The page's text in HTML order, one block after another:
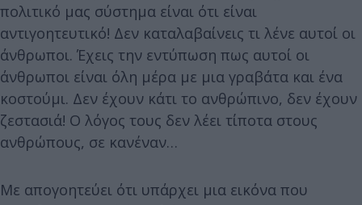
πολιτικό μας σύστημα είναι ότι είναι
αντιγοητευτικό! Δεν καταλαβαίνεις τι λένε αυτοί οι
άνθρωποι. Έχεις την εντύπωση πως αυτοί οι
άνθρωποι είναι όλη μέρα με μια γραβάτα και ένα
κοστούμι. Δεν έχουν κάτι το ανθρώπινο, δεν έχουν
ζεστασιά! Ο λόγος τους δεν λέει τίποτα στους
ανθρώπους, σε κανέναν…
Με απογοητεύει ότι υπάρχει μια εικόνα που